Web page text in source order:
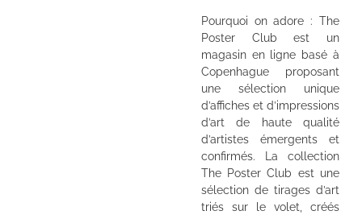
Pourquoi on adore : The
Poster Club est un
magasin en ligne basé à
Copenhague proposant
une sélection unique
d’affiches et d’impressions
d’art de haute qualité
d’artistes émergents et
confirmés. La collection
The Poster Club est une
sélection de tirages d’art
triés sur le volet, créés